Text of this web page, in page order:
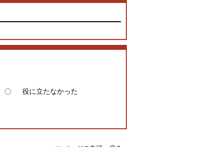
役に立たなかった